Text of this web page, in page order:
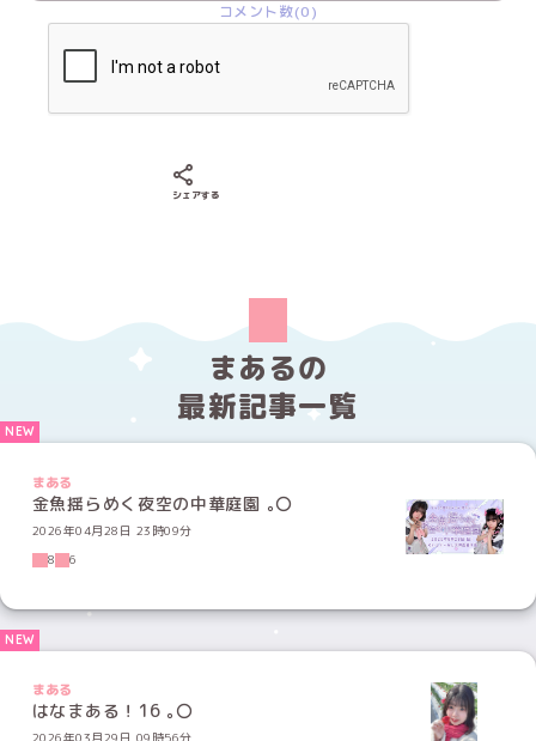
コメント数(0)
シェアする
まあるの
最新記事一覧
まある
金魚揺らめく夜空の中華庭園 ｡〇
2026年04月28日 23時09分
8
6
まある
はなまある！16 ｡〇